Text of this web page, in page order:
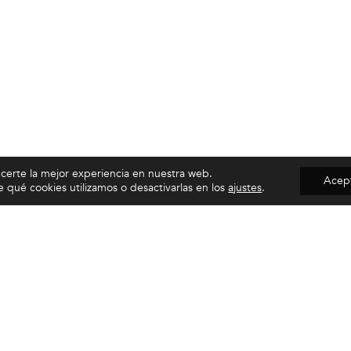
la mejor experiencia en nuestra web.
qué cookies utilizamos o desactivarlas en losajustes.